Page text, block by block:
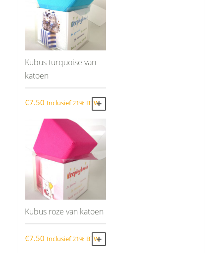
Kubus turquoise van
katoen
€7.50 Inclusief 21% BTW
Kubus roze van katoen
€7.50 Inclusief 21% BTW